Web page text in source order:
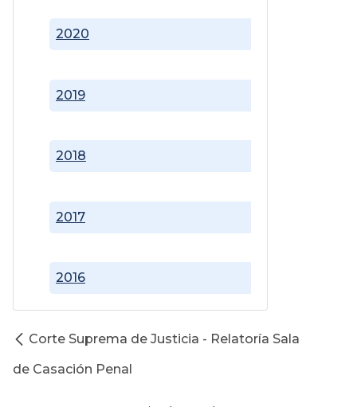
2016
2017
2018
2019
2020
Corte Suprema de Justicia - Relatoría Sala
de Casación Penal